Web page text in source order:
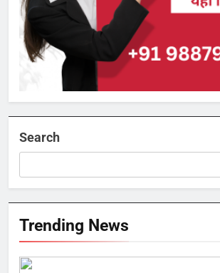
Search
Trending News